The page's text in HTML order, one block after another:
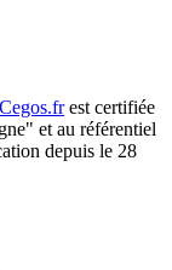
est certifiée
et au référentiel
depuis le 28